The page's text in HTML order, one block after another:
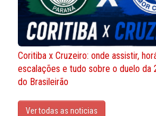
Coritiba x Cruzeiro: onde assistir,
escalações e tudo sobre o duelo da
do Brasileirão
Ver todas as noticias